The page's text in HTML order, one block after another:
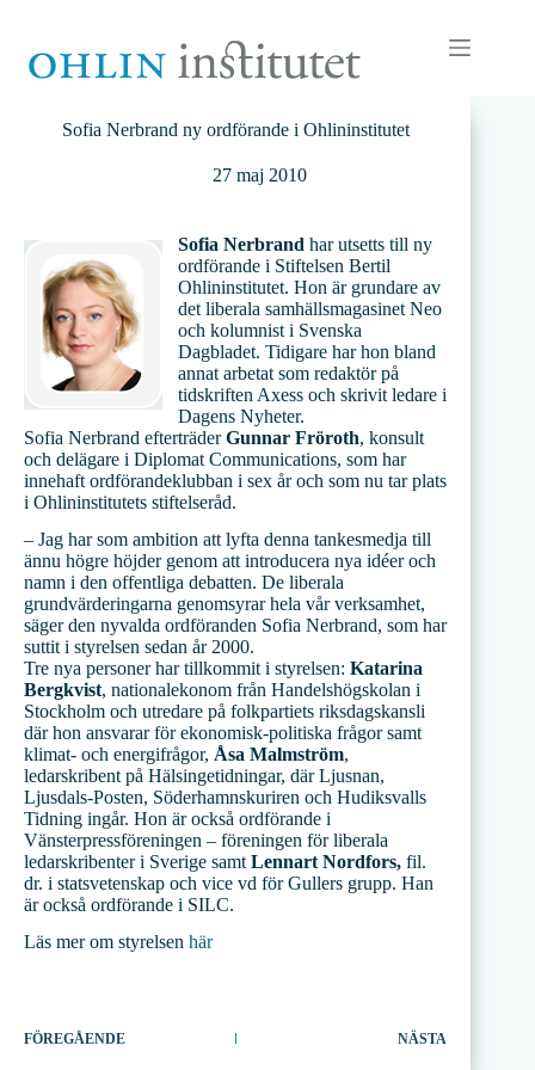
innehåll
Sofia Nerbrand ny ordförande i Ohlininstitutet
27 maj 2010
Sofia Nerbrand har utsetts till ny
ordförande i Stiftelsen Bertil
Ohlininstitutet. Hon är grundare av
det liberala samhällsmagasinet Neo
och kolumnist i Svenska
Dagbladet. Tidigare har hon bland
annat arbetat som redaktör på
tidskriften Axess och skrivit ledare i
Dagens Nyheter.
Sofia Nerbrand efterträderGunnar Fröroth, konsult
och delägare i Diplomat Communications, som har
innehaft ordförandeklubban i sex år och som nu tar plats
i Ohlininstitutets stiftelseråd.
– Jag har som ambition att lyfta denna tankesmedja till
ännu högre höjder genom att introducera nya idéer och
namn i den offentliga debatten. De liberala
grundvärderingarna genomsyrar hela vår verksamhet,
säger den nyvalda ordföranden Sofia Nerbrand, som har
suttit i styrelsen sedan år 2000.
Tre nya personer har tillkommit i styrelsen: Katarina
Bergkvist, nationalekonom från Handelshögskolan i
Stockholm och utredare på folkpartiets riksdagskansli
där hon ansvarar för ekonomisk-politiska frågor samt
klimat- och energifrågor, Åsa Malmström,
ledarskribent på Hälsingetidningar, där Ljusnan,
Ljusdals-Posten, Söderhamnskuriren och Hudiksvalls
Tidning ingår. Hon är också ordförande i
Vänsterpressföreningen – föreningen för liberala
ledarskribenter i Sverige samt Lennart Nordfors, fil.
dr. i statsvetenskap och vice vd för Gullers grupp. Han
är också ordförande i SILC.
Läs mer om styrelsen här
FÖREGÅENDE NÄSTA